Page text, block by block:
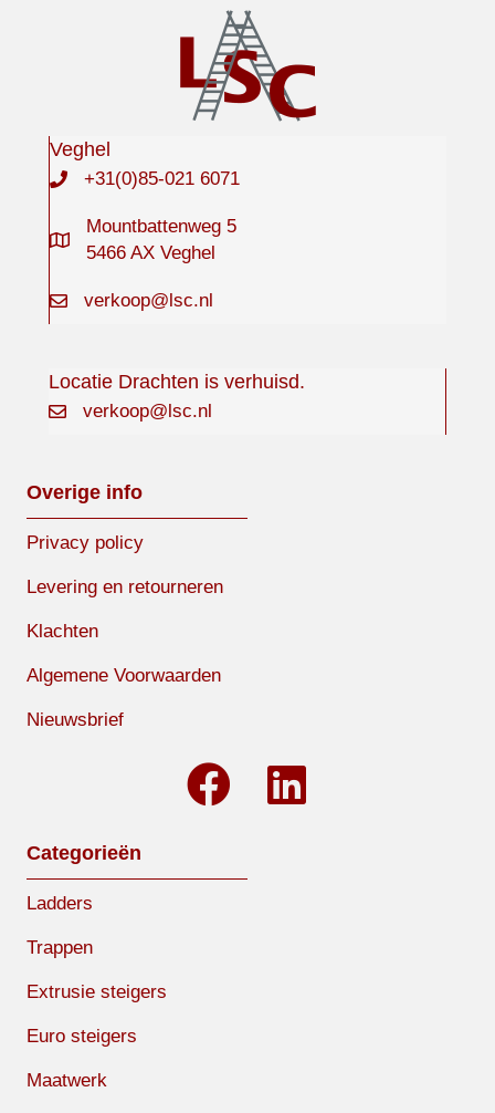
Veghel
+31(0)85-021 6071
Mountbattenweg 5
5466 AX Veghel
verkoop@lsc.nl
Locatie Drachten is verhuisd.
verkoop@lsc.nl
Overige info
Privacy policy
Levering en retourneren
Klachten
Algemene Voorwaarden
Nieuwsbrief
Categorieën
Ladders
Trappen
Extrusie steigers
Euro steigers
Maatwerk